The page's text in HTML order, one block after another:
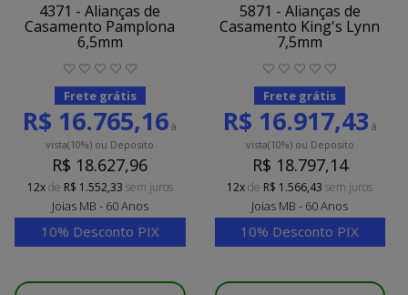
4371 - Alianças de
Casamento Pamplona
6,5mm
Frete grátis
R$ 16.765,16 à
vista(10%) ou Deposito
R$ 18.627,96
12xde R$ 1.552,33 sem juros
Joias MB - 60 Anos
10% Desconto PIX
5871 - Alianças de
Casamento King's Lynn
7,5mm
Frete grátis
R$ 16.917,43 à
vista(10%)ou Deposito
R$ 18.797,14
12xde R$ 1.566,43 sem juros
Joias MB - 60 Anos
10% Desconto PIX